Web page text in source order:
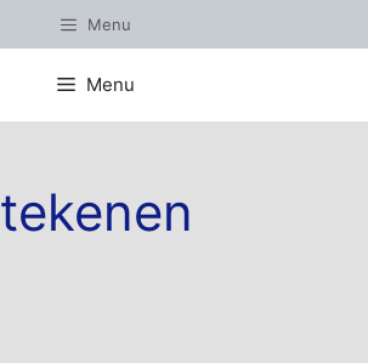
Menu
Menu
tekenen